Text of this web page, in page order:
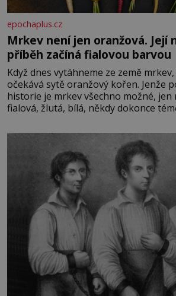
epochaplus.cz
Mrkev není jen oranžová. Její
příběh začíná fialovou barvou
Když dnes vytáhneme ze země
očekává sytě oranžový kořen. Jenže
historie je mrkev všechno možné, jen
fialová, žlutá, bílá, někdy dokonce
bez které si českou zahradu ani